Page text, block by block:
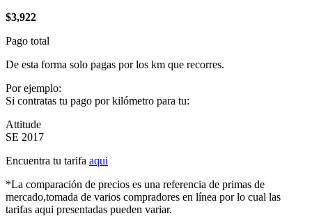
$3,922
Pago total
De esta forma solo pagas por los km que recorres.
Por ejemplo:
Si contratas tu pago por kilómetro para tu:
Attitude
SE 2017
Encuentra tu tarifa aqui
*La comparación de precios es una referencia de primas de
mercado,tomada de varios compradores en línea por lo cual las
tarifas aqui presentadas pueden variar.